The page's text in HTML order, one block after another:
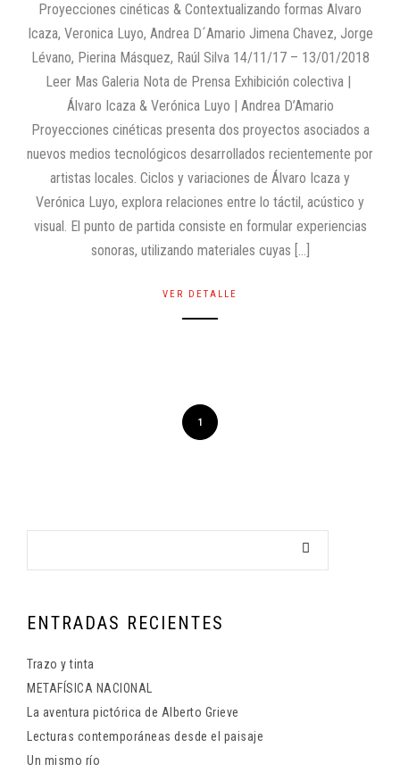
Proyecciones cinéticas & Contextualizando formas Alvaro
Icaza, Veronica Luyo, Andrea D´Amario Jimena Chavez, Jorge
Lévano, Pierina Másquez, Raúl Silva 14/11/17 – 13/01/2018
Leer Mas Galeria Nota de Prensa Exhibición colectiva |
Álvaro Icaza & Verónica Luyo | Andrea D’Amario
Proyecciones cinéticas presenta dos proyectos asociados a
nuevos medios tecnológicos desarrollados recientemente por
artistas locales. Ciclos y variaciones de Álvaro Icaza y
Verónica Luyo, explora relaciones entre lo táctil, acústico y
visual. El punto de partida consiste en formular experiencias
sonoras, utilizando materiales cuyas […]
VER DETALLE
1
ENTRADAS RECIENTES
Trazo y tinta
METAFÍSICA NACIONAL
La aventura pictórica de Alberto Grieve
Lecturas contemporáneas desde el paisaje
Un mismo río